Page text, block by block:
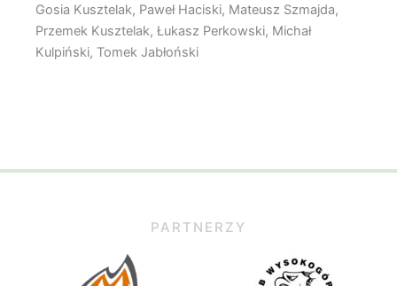
Gosia Kusztelak, Paweł Haciski, Mateusz Szmajda,
Przemek Kusztelak, Łukasz Perkowski, Michał
Kulpiński, Tomek Jabłoński
PARTNERZY